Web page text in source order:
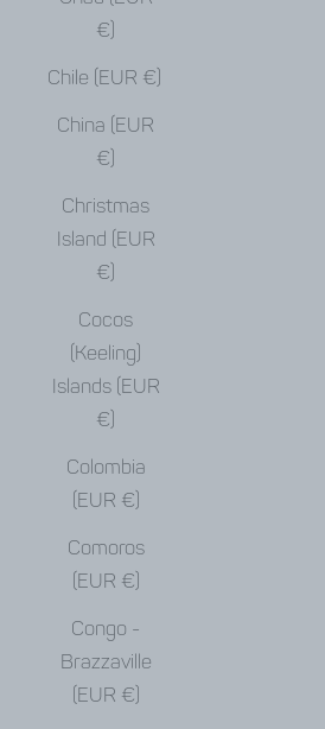
€)
Chile (EUR €)
China (EUR
€)
Christmas
Island (EUR
€)
Cocos
(Keeling)
Islands (EUR
€)
Colombia
(EUR €)
Comoros
(EUR €)
Congo -
Brazzaville
(EUR €)